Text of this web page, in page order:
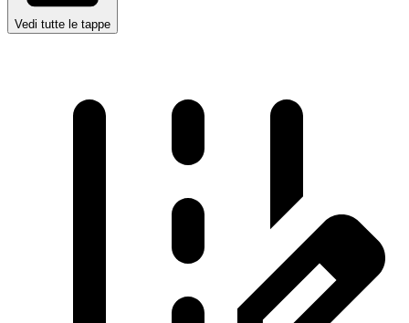
Vedi tutte le tappe